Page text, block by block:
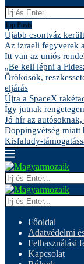
Top Posts
Újabb csontváz
Az izraeli fegyverek
Itt van az uniós
„Be kell lépni a
Örökösök,
eljárás
Újra a SpaceX
Így jutnak
Jó hír az
Doppingvétség miatt
Kisfaludy-
Főoldal
Adatvédelmi
Felhasználási
Kapcsolat